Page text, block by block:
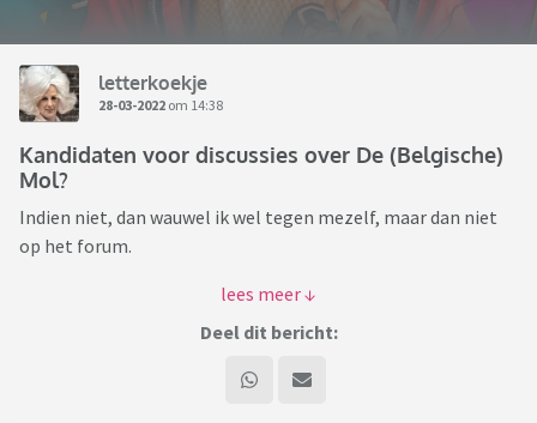
letterkoekje
28-03-2022 om 14:38
Kandidaten voor discussies over De (Belgische)
Mol?
Indien niet, dan wauwel ik wel tegen mezelf, maar dan niet
op het forum.
Indien ja, geef jouw bevindingen, verdacht bevonden acties
van één of meerdere kandidaten, jouw conclusies of verkeerd
verruim mijn blik zodat we misschien samen tot de juiste
Deel dit bericht: